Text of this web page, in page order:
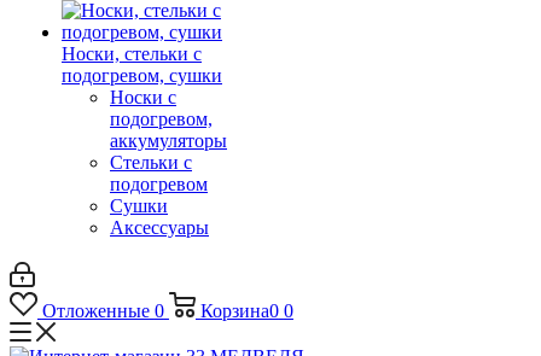
Носки, стельки с
подогревом, сушки
Носки с
подогревом,
аккумуляторы
Стельки с
подогревом
Сушки
Аксессуары
Отложенные 0 Корзина0 0